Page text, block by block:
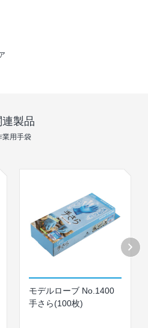
連製品
業⽤⼿袋
モデルローブ No.1400
手さら(100枚)